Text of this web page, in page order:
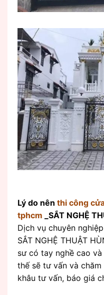
Lý do nên thi công
tphcm _SẮT NGHỆ
Dịch vụ chuyên
SẮT NGHỆ THUẬT
sư có tay nghề cao
thế sẽ tư vấn và
khâu tư vấn, báo giá